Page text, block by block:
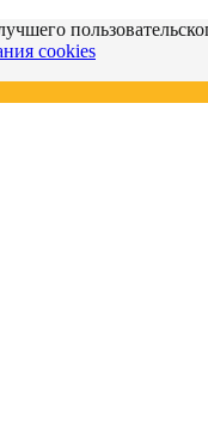
cookies